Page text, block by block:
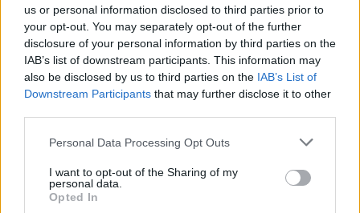
us or personal information disclosed to third parties prior to
your opt-out. You may separately opt-out of the further
disclosure of your personal information by third parties on the
IAB’s list of downstream participants. This information may
also be disclosed by us to third parties on the IAB’s List of
Downstream Participants that may further disclose it to other
Please note that this website/app uses one or more Google
not limited to your visit or usage behaviour. You may click to
grant or deny consent to Google and its third-party tags to
use your data for below specified purposes in below Google
Personal Data Processing Opt Outs
I want to opt-out of the Sharing of my
personal data.
Opted In
Η Μπαρτσελόνα χρειάζεται να κάνει περικοπές,
ώστε βάσει των κριτηρίων του Financial Fair Play
της LaLiga να μπορεί να εγγράψει τους
Λεβαντόφσκι, Κουντέ, Κεσιέ, Ραφίνια και